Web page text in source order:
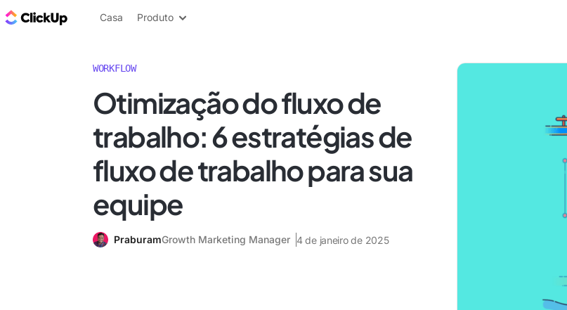
ClickUp Blogue
Casa Produto
WORKFLOW
Otimização do fluxo de
trabalho: 6 estratégias de
fluxo de trabalho para sua
equipe
PraburamGrowth Marketing Manager 4 de janeiro de 2025